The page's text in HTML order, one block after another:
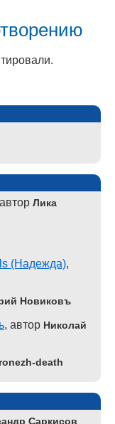
Лика
(Надежда),
Новиковъ
, автор Николай
death
Саркисов